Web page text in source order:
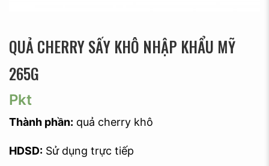
QUẢ CHERRY SẤY KHÔ NHẬP KHẨU MỸ
265G
Pkt
Thành phần: quả cherry khô
HDSD: Sử dụng trực tiếp